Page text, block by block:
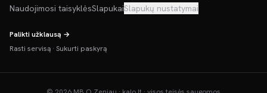
Naudojimosi taisyklėsSlapukaiSlapukų nustatymai
Palikti užklausą →
Rasti servisą · Sukurti paskyrą